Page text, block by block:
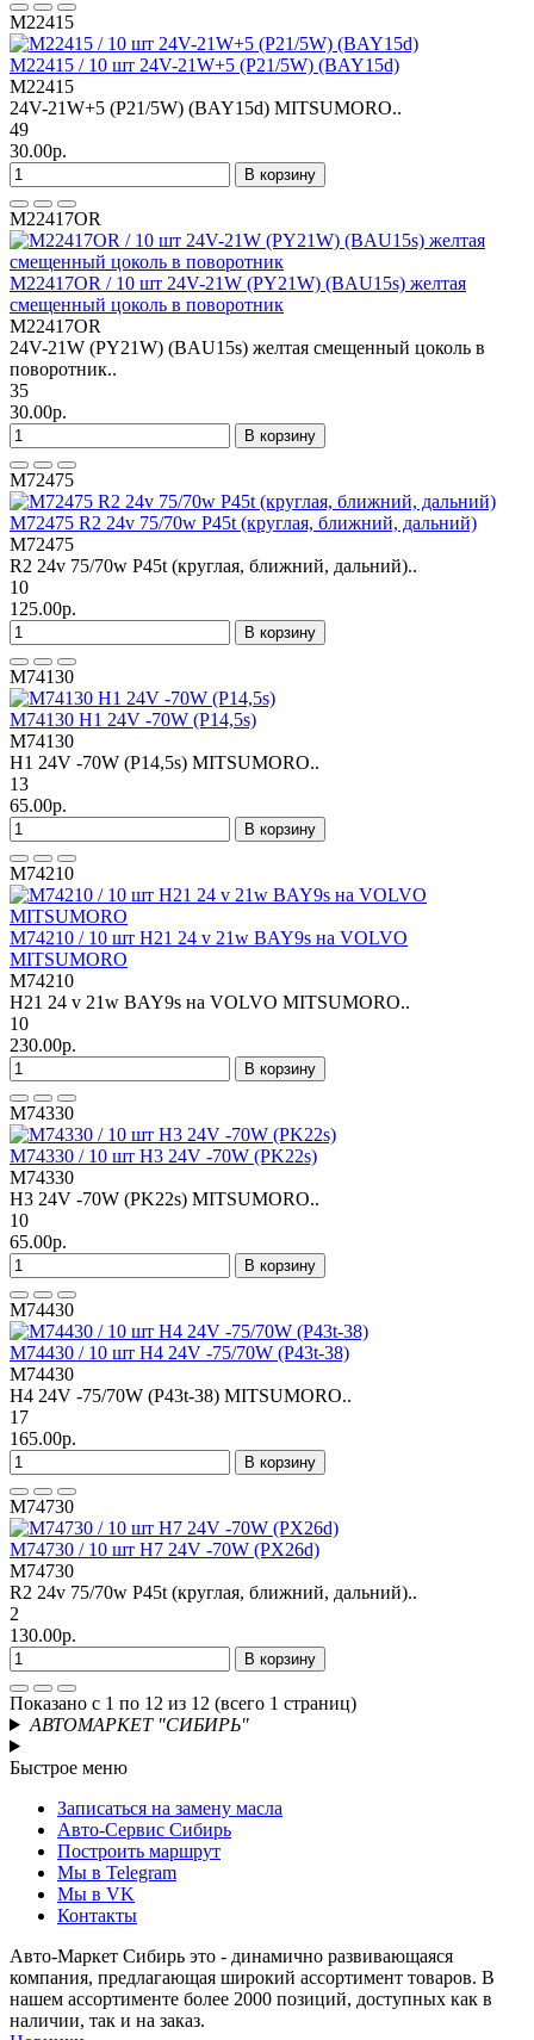
M22415
M22415 / 10 шт 24V-21W+5 (P21/5W) (BAY15d)
M22415
24V-21W+5 (P21/5W) (BAY15d) MITSUMORO..
49
30.00р.
В корзину
M22417OR
M22417OR / 10 шт 24V-21W (PY21W) (BAU15s) желтая
смещенный цоколь в поворотник
M22417OR
24V-21W (PY21W) (BAU15s) желтая смещенный цоколь в
поворотник..
35
30.00р.
В корзину
M72475
M72475 R2 24v 75/70w P45t (круглая, ближний, дальний)
M72475
R2 24v 75/70w P45t (круглая, ближний, дальний)..
10
125.00р.
В корзину
M74130
M74130 H1 24V -70W (P14,5s)
M74130
H1 24V -70W (P14,5s) MITSUMORO..
13
65.00р.
В корзину
M74210
M74210 / 10 шт H21 24 v 21w BAY9s на VOLVO
MITSUMORO
M74210
H21 24 v 21w BAY9s на VOLVO MITSUMORO..
10
230.00р.
В корзину
M74330
M74330 / 10 шт H3 24V -70W (PK22s)
M74330
H3 24V -70W (PK22s) MITSUMORO..
10
65.00р.
В корзину
M74430
M74430 / 10 шт H4 24V -75/70W (P43t-38)
M74430
H4 24V -75/70W (P43t-38) MITSUMORO..
17
165.00р.
В корзину
M74730
M74730 / 10 шт H7 24V -70W (PX26d)
M74730
R2 24v 75/70w P45t (круглая, ближний, дальний)..
2
130.00р.
В корзину
Показано с 1 по 12 из 12 (всего 1 страниц)
АВТОМАРКЕТ "СИБИРЬ"
Быстрое меню
Записаться на замену масла
Авто-Сервис Сибирь
Построить маршрут
Мы в Telegram
Мы в VK
Контакты
Авто-Маркет Сибирь это - динамично развивающаяся
компания, предлагающая широкий ассортимент товаров. В
нашем ассортименте более 2000 позиций, доступных как в
наличии, так и на заказ.